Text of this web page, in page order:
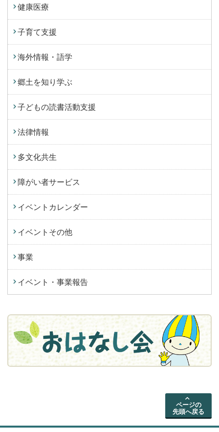
健康医療
子育て支援
海外情報・語学
郷土を知り学ぶ
子どもの読書活動支援
法律情報
多文化共生
障がい者サービス
イベントカレンダー
イベントその他
事業
イベント・事業報告
ページの
先頭へ戻る